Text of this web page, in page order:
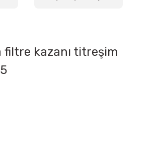
filtre kazanı titreşim